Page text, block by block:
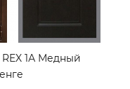
1А Медный